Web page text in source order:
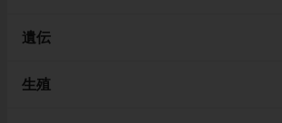
遺伝
生殖